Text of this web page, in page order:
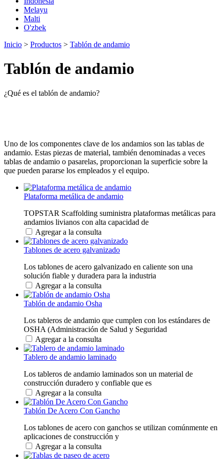
Melayu
Malti
O'zbek
Inicio > Productos > Tablón de andamio
Tablón de andamio
¿Qué es el tablón de andamio?
Uno de los componentes clave de los andamios son las tablas de
andamio. Estas piezas de material, también denominadas a veces
tablas de andamio o pasarelas, proporcionan la superficie sobre la
que pueden pararse los empleados y el equipo.
Plataforma metálica de andamio
TOPSTAR Scaffolding suministra plataformas metálicas para
andamios livianos con alta capacidad de
Agregar a la consulta
Tablones de acero galvanizado
Los tablones de acero galvanizado en caliente son una
solución fiable y duradera para la industria
Agregar a la consulta
Tablón de andamio Osha
Los tableros de andamio que cumplen con los estándares de
OSHA (Administración de Salud y Seguridad
Agregar a la consulta
Tablero de andamio laminado
Los tableros de andamio laminados son un material de
construcción duradero y confiable que es
Agregar a la consulta
Tablón De Acero Con Gancho
Los tablones de acero con ganchos se utilizan comúnmente en
aplicaciones de construcción y
Agregar a la consulta